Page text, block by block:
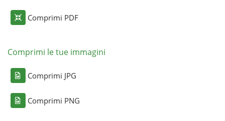
Comprimi PDF
Comprimi le tue immagini
Comprimi JPG
Comprimi PNG